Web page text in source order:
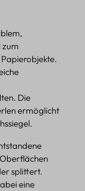
zum
Die
ermöglicht
splittert.
eine